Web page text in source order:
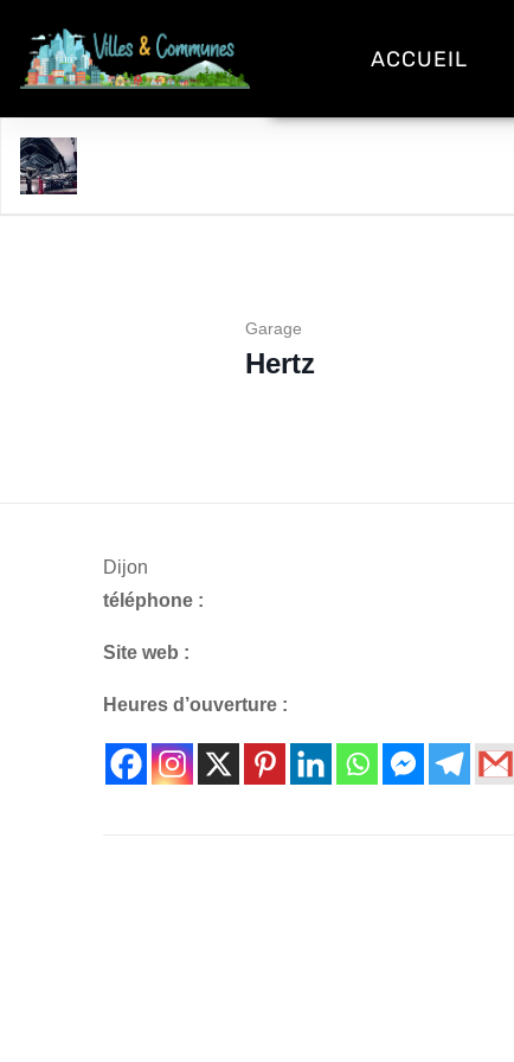
ACCUEIL
Garage
Hertz
Dijon
téléphone :
Site web :
Heures d’ouverture :